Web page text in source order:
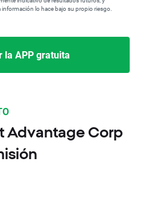
lo hace bajo su propio riesgo.
la APP gratuita
Advantage Corp